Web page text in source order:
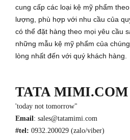
cung cấp các loại kệ mỹ phẩm
lượng, phù hợp với nhu cầu của
có thể đặt hàng theo mọi yêu cầu
những mẫu kệ mỹ phẩm của
lòng nhất đến với quý khách hàng.
TATA MIMI.COM
'today not tomorrow"
Email: sales@tatamimi.com
#tel: 0932.200029 (zalo/viber)